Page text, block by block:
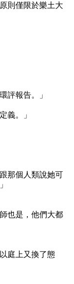
則僅限於樂土大
評報告。」
義。」
那個人類說她可
也是，他們大都
庭上又換了態